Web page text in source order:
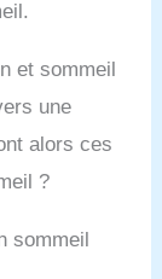
et sommeil
une
alors ces
?
sommeil